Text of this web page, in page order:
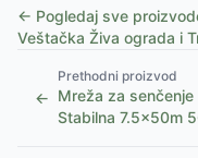
← Pogledaj sve
Veštačka Živa ograda i
←
Prethodni proizvod
Mreža za senčenje
Stabilna 7.5x50m